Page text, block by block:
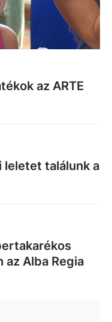
az ARTE
leletet találunk a
az Alba Regia